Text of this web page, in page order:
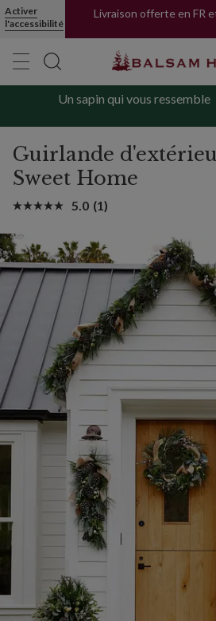
Activer
l'accessibilité
Livraison offerte en FR
Un sapin qui vous ressemble
Guirlande
Sweet Home
5.0 (1)
Guirlande de pin Home Sweet Home |